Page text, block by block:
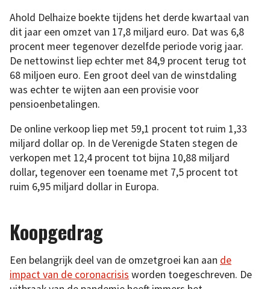
Ahold Delhaize boekte tijdens het derde kwartaal van
dit jaar een omzet van 17,8 miljard euro. Dat was 6,8
procent meer tegenover dezelfde periode vorig jaar.
De nettowinst liep echter met 84,9 procent terug tot
68 miljoen euro. Een groot deel van de winstdaling
was echter te wijten aan een provisie voor
pensioenbetalingen.
De online verkoop liep met 59,1 procent tot ruim 1,33
miljard dollar op. In de Verenigde Staten stegen de
verkopen met 12,4 procent tot bijna 10,88 miljard
dollar, tegenover een toename met 7,5 procent tot
ruim 6,95 miljard dollar in Europa.
Koopgedrag
Een belangrijk deel van de omzetgroei kan aan de
impact van de coronacrisis worden toegeschreven. De